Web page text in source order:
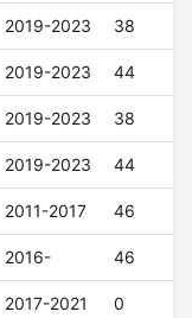
2019-2023 38
2019-2023 44
2019-2023 38
2019-2023 44
2011-2017 46
2016- 46
2017-2021 0